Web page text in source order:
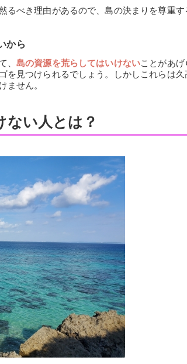
るべき理由があるので、島の決まりを尊重
から
、 島の資源を荒らしてはいけないことがあ
を見つけられるでしょう。しかしこれらは
ません。
ない人とは？